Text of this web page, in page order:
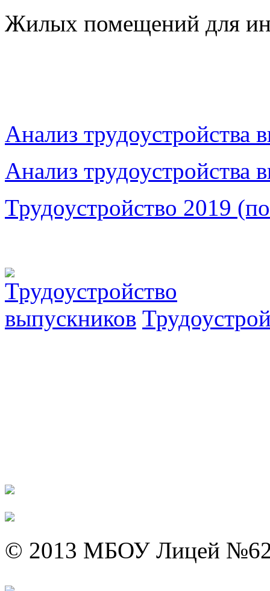
Жилых помещений для
Анализ трудоустройства
Анализ трудоустройства
Трудоустройство 2019
© 2013 МБОУ Лицей